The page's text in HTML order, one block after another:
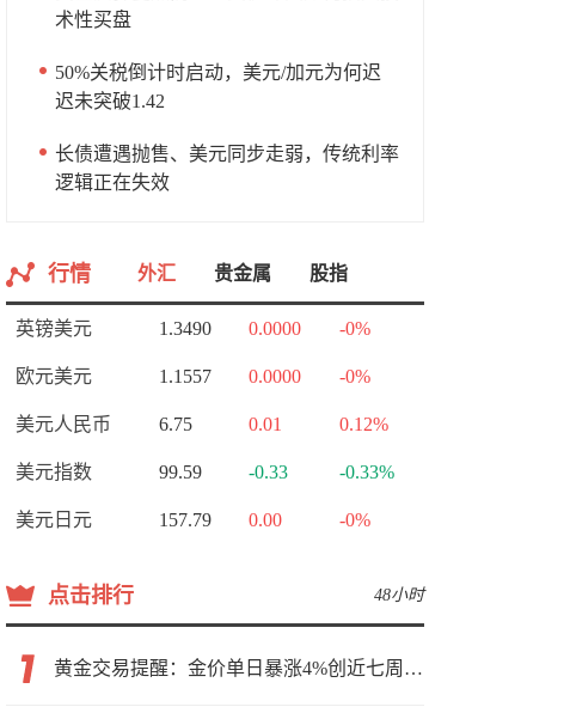
术性买盘
50%关税倒计时启动，美元/加元为何迟
迟未突破1.42
长债遭遇抛售、美元同步走弱，传统利率
逻辑正在失效
行情 外汇 贵金属 股指
英镑美元 1.3490 0.0000 -0%
欧元美元 1.1557 0.0000 -0%
美元人民币 6.75 0.01 0.12%
美元指数 99.59 -0.33 -0.33%
美元日元 157.79 0.00 -0%
点击排行 48小时
黄金交易提醒：金价单日暴涨4%创近七周新高，加息预期降温叠加霍尔木兹“暂停信号”，牛市重启了？